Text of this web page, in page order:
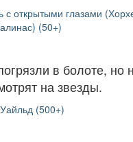
с открытыми глазами
(50+)
в болоте, но
на звезды.
(500+)